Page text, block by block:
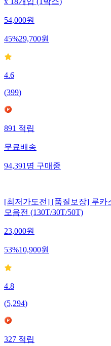
54,000원
45%29,700원
4.6
(399)
891 적립
무료배송
94,391 명 구매중
[최저가도전] [품질보장] 루카
모음전 (130T/30T/50T)
23,000원
53%10,900원
4.8
(5,294)
327적립